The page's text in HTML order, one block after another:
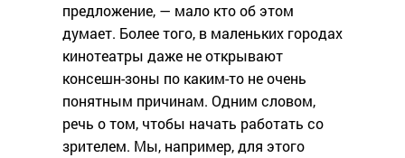
предложение, — мало кто об этом
думает. Более того, в маленьких городах
кинотеатры даже не открывают
консешн-зоны по каким-то не очень
понятным причинам. Одним словом,
речь о том, чтобы начать работать со
зрителем. Мы, например, для этого